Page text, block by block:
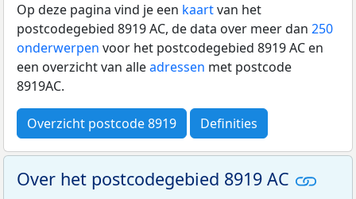
Op deze pagina vind je een kaartvan het
postcodegebied 8919 AC, de data over meer dan 250
onderwerpen voor het postcodegebied 8919 AC en
een overzicht van alleadressen met postcode
8919AC.
Overzicht postcode 8919 Definities
Over het postcodegebied 8919 AC